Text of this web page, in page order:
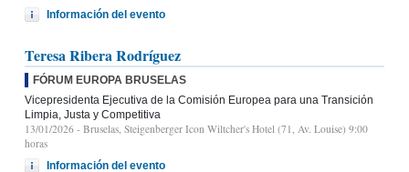
Información del evento
Teresa Ribera Rodríguez
FÓRUM EUROPA BRUSELAS
Vicepresidenta Ejecutiva de la Comisión Europea para una Transición
Limpia, Justa y Competitiva
13/01/2026 - Bruselas, Steigenberger Icon Wiltcher's Hotel (71, Av. Louise) 9:00
horas
Información del evento